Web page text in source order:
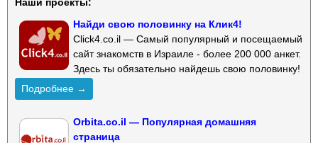
Найди свою половинку на Клик4!
Click4.co.il — Самый популярный и посещаемый
сайт знакомств в Израиле - более 200 000 анкет.
Здесь ты обязательно найдешь свою половинку!
Подробнее →
Orbita.co.il — Популярная домашняя
страница